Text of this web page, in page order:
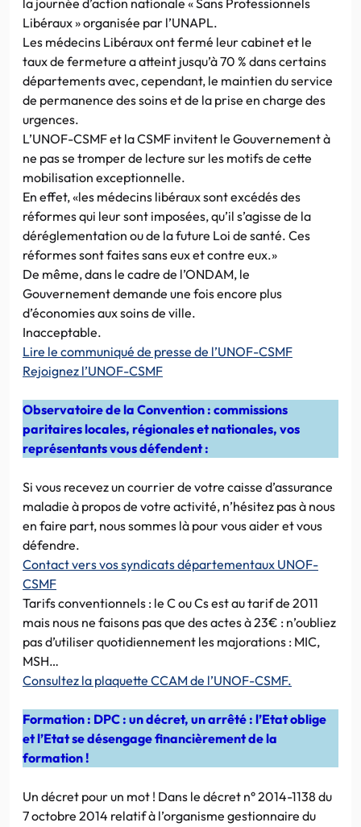
Libéraux » organisée par l’UNAPL.
Les médecins Libéraux ont fermé leur cabinet et le
taux de fermeture a atteint jusqu’à 70 % dans certains
départements avec, cependant, le maintien du service
de permanence des soins et de la prise en charge des
urgences.
L’UNOF-CSMF et la CSMF invitent le Gouvernement à
ne pas se tromper de lecture sur les motifs de cette
mobilisation exceptionnelle.
En effet, «les médecins libéraux sont excédés des
réformes qui leur sont imposées, qu’il s’agisse de la
déréglementation ou de la future Loi de santé. Ces
réformes sont faites sans eux et contre eux.»
De même, dans le cadre de l’ONDAM, le
Gouvernement demande une fois encore plus
d’économies aux soins de ville.
Inacceptable.
Lire le communiqué de presse de l’UNOF-CSMF
Rejoignez l’UNOF-CSMF
Observatoire de la Convention : commissions
paritaires locales, régionales et nationales, vos
représentants vous défendent :
Si vous recevez un courrier de votre caisse d’assurance
maladie à propos de votre activité, n’hésitez pas à nous
en faire part, nous sommes là pour vous aider et vous
défendre.
Contact vers vos syndicats départementaux UNOF-
CSMF
Tarifs conventionnels : le C ou Cs est au tarif de 2011
mais nous ne faisons pas que des actes à 23€ : n’oubliez
pas d’utiliser quotidiennement les majorations : MIC,
MSH…
Consultez la plaquette CCAM de l’UNOF-CSMF.
Formation : DPC : un décret, un arrêté : l’Etat oblige
et l’Etat se désengage financièrement de la
formation !
Un décret pour un mot ! Dans le décret n° 2014-1138 du
7 octobre 2014 relatif à l’organisme gestionnaire du